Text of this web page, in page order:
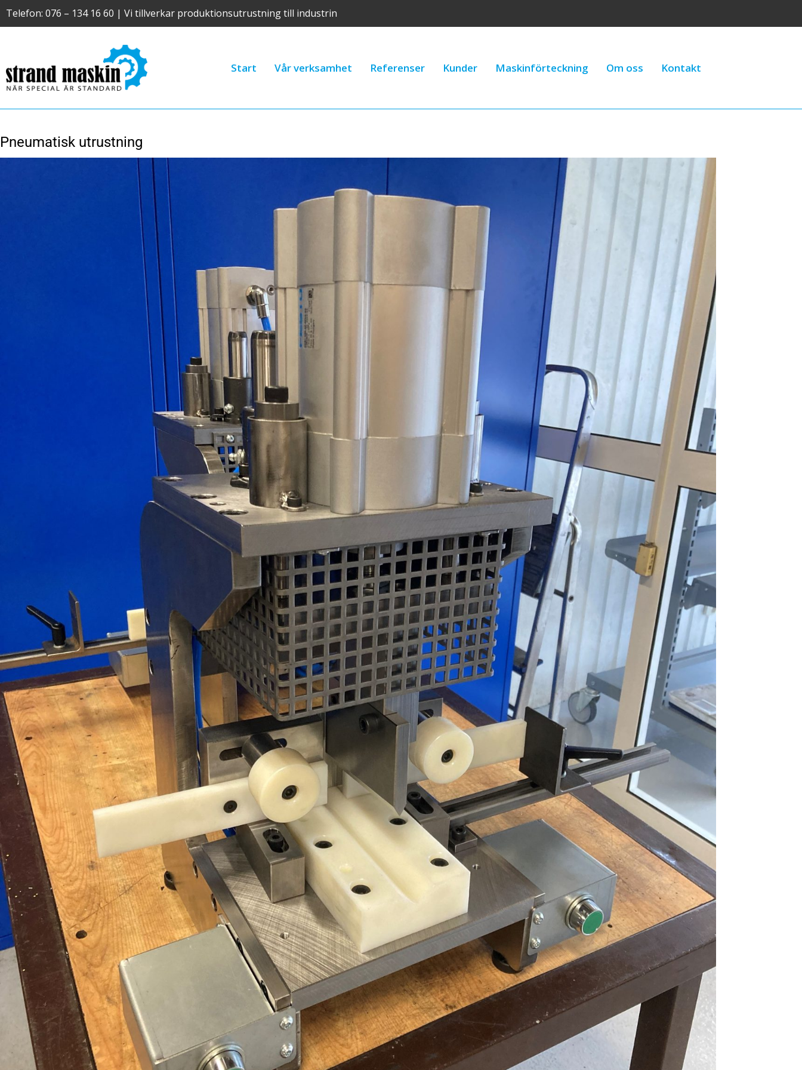
Hoppa
Telefon: 076 – 134 16 60 | Vi tillverkar produktionsutrustning till industrin
Start Vår verksamhet Referenser Kunder Maskinförteckning Om oss Kontakt
Pneumatisk utrustning